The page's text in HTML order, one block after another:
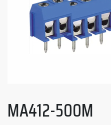
MA412-500M